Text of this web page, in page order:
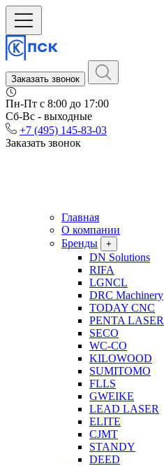
Заказать звонок
Пн-Пт c 8:00 до 17:00
Сб-Вс - выходные
+7 (495) 145-83-03
Заказать звонок
Главная
О компании
Бренды
+
DN Solutions
RIFA
LGNCL
DRC Machinery
TODAY CNC
PENTA LASER
SECO
WC-CO
KILOWOOD
SUMITOMO
FLLS
GWEIKE
LEAD LASER
ELITE
CJMT
STANDY
DEED